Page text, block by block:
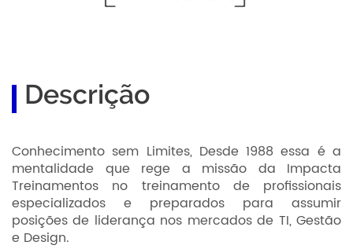
Descrição
Conhecimento sem Limites, Desde 1988 essa é a
mentalidade que rege a missão da Impacta
Treinamentos no treinamento de profissionais
especializados e preparados para assumir
posições de liderança nos mercados de TI, Gestão
e Design.